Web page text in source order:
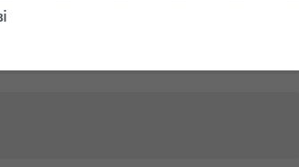
області доєднався до екоакції «Шевченко